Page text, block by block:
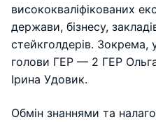
висококваліфікованих
держави, бізнесу,
стейкголдерів. Зокрема,
голови ГЕР — 2 ГЕР
Ірина Удовик.
Обмін знаннями та